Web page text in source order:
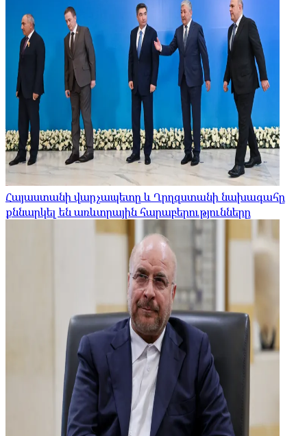
Հայաստանի վարչապետը և Ղրղզստանի նախագահը
քննարկել են առևտրային հարաբերությունները